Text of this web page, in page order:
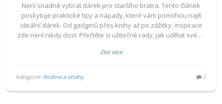
Není snadné vybrat dárek pro staršího bratra. Tento článek
poskytuje praktické tipy a nápady, které vám pomohou najít
ideální dárek. Od gadgetů přes knihy až po zážitky, inspirace
zde není nikdy dost. Přečtěte si užitečné rady, jak udělat svého
číst více
Kategorie: Rodina a vztahy 0